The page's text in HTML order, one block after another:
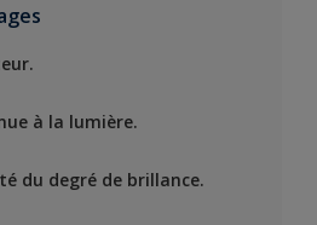
à la lumière.
du degré de brillance.